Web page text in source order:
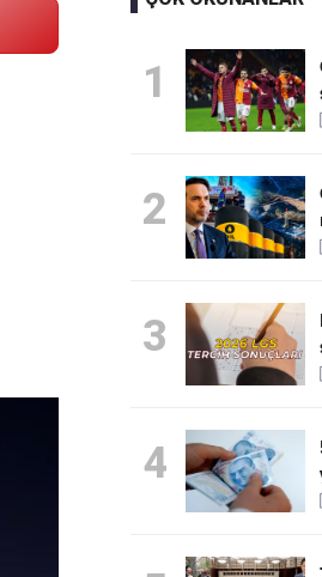
Ücretsiz
1
2
3
4